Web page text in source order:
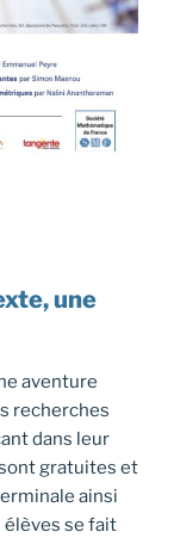
une
aventure
recherches
dans leur
gratuites et
ainsi
élèves se fait